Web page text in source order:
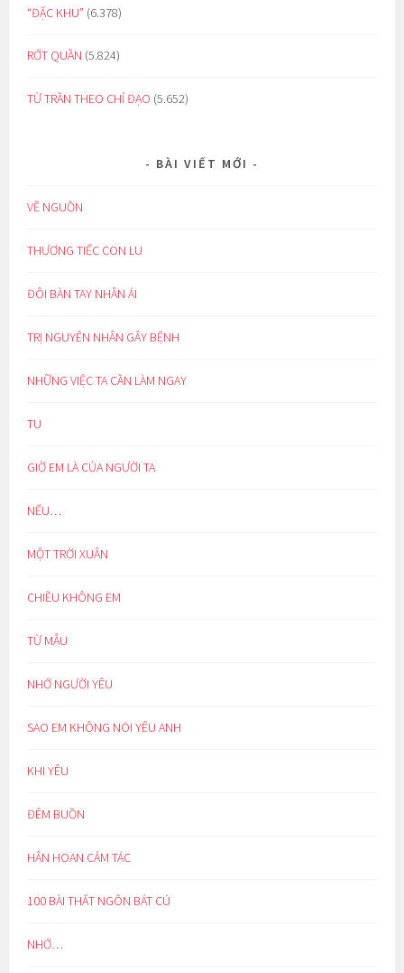
“ĐẶC KHU” (6.378)
RỚT QUẦN (5.824)
TỪ TRẦN THEO CHỈ ĐẠO (5.652)
BÀI VIẾT MỚI
VỀ NGUỒN
THƯƠNG TIẾC CON LU
ĐÔI BÀN TAY NHÂN ÁI
TRỊ NGUYÊN NHÂN GÂY BỆNH
NHỮNG VIỆC TA CẦN LÀM NGAY
TU
GIỜ EM LÀ CỦA NGƯỜI TA
NẾU…
MỘT TRỜI XUÂN
CHIỀU KHÔNG EM
TỪ MẪU
NHỚ NGƯỜI YÊU
SAO EM KHÔNG NÓI YÊU ANH
KHI YÊU
ĐÊM BUỒN
HÂN HOAN CẢM TÁC
100 BÀI THẤT NGÔN BÁT CÚ
NHỚ…